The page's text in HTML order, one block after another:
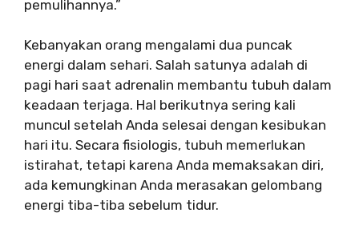
pemulihannya.”
Kebanyakan orang mengalami dua puncak
energi dalam sehari. Salah satunya adalah di
pagi hari saat adrenalin membantu tubuh dalam
keadaan terjaga. Hal berikutnya sering kali
muncul setelah Anda selesai dengan kesibukan
hari itu. Secara fisiologis, tubuh memerlukan
istirahat, tetapi karena Anda memaksakan diri,
ada kemungkinan Anda merasakan gelombang
energi tiba-tiba sebelum tidur.